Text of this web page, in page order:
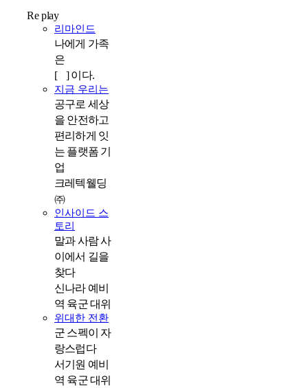
Re play
리마인드
나에게 가족
은
[ ] 이다.
지금 우리는
공구로 세상
을 안전하고
편리하게 잇
는 플랫폼 기
업
크레텍웰딩
㈜
인사이드 스
토리
말과 사람 사
이에서 길을
찾다
신나라 예비
역 육군 대위
위대한 전환
군 스펙이 자
랑스럽다
서기원 예비
역 육군 대위